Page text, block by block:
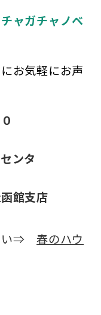
ャガチャノベ
お気軽にお声
ンタ
館支店
い⇒春のハウ